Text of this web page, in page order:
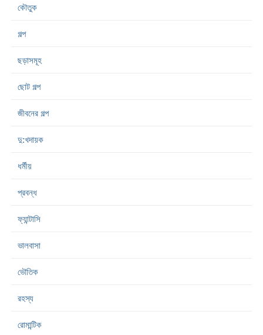
কৌতুক
গল্প
ছড়াসমূহ
ছোট গল্প
জীবনের গল্প
দু:খদায়ক
ধর্মীয়
প্রবন্ধ
ফ্যান্টাসি
ভালবাসা
ভৌতিক
রহস্য
রোমান্টিক